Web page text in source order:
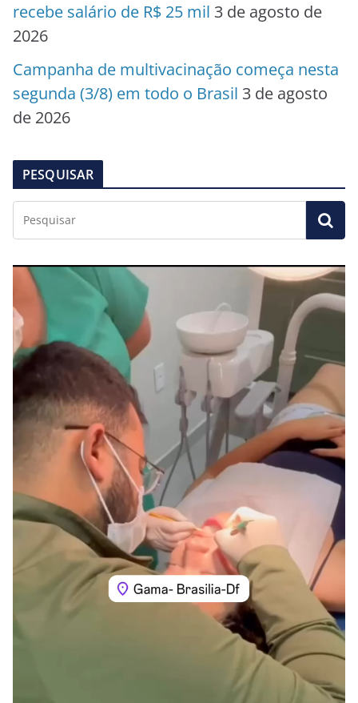
recebe salário de R$ 25 mil 3 de agosto de
2026
Campanha de multivacinação começa nesta
segunda (3/8) em todo o Brasil 3 de agosto
de 2026
PESQUISAR